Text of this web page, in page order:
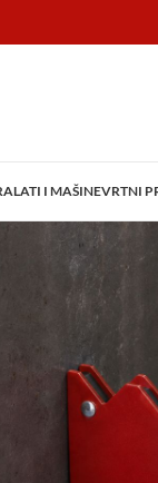
ALATI I MAŠINEVRTNI